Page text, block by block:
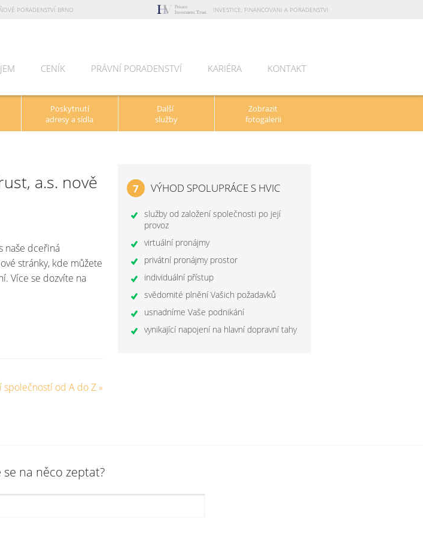
PORADENSTVÍ BRNO INVESTICE, FINANCOVANI A PORADENSTVI
CENÍK PRÁVNÍ PORADENSTVÍ KARIÉRA KONTAKT
Poskytnutí
adresy a sídla
Další
služby
Zobrazit
fotogalerii
a.s. nově
naše dceřiná
stránky, kde můžete
Více se dozvíte na
společností od A do Z»
7 VÝHOD SPOLUPRÁCE S HVIC
služby od založení společnosti po její
provoz
virtuální pronájmy
privátní pronájmy prostor
individuální přístup
svědomité plnění Vašich požadavků
usnadníme Vaše podnikání
vynikající napojení na hlavní dopravní tahy
na něco zeptat?